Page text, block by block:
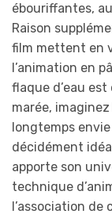
ébouriffantes,
Raison
film mettent en
l’animation en
flaque d’eau
marée,
longtemps
décidément
apporte son
technique
l’association